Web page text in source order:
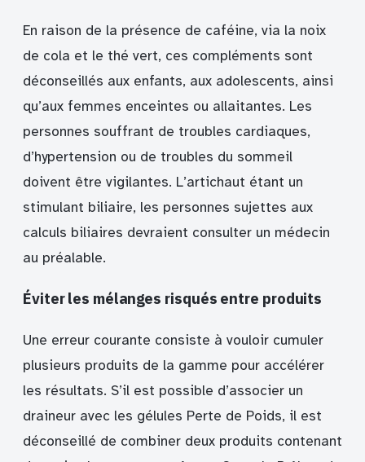
En raison de la présence de caféine, via la noix
de cola et le thé vert, ces compléments sont
déconseillés aux enfants, aux adolescents, ainsi
qu’aux femmes enceintes ou allaitantes. Les
personnes souffrant de troubles cardiaques,
d’hypertension ou de troubles du sommeil
doivent être vigilantes. L’artichaut étant un
stimulant biliaire, les personnes sujettes aux
calculs biliaires devraient consulter un médecin
au préalable.
Éviter les mélanges risqués entre produits
Une erreur courante consiste à vouloir cumuler
plusieurs produits de la gamme pour accélérer
les résultats. S’il est possible d’associer un
draineur avec les gélules Perte de Poids, il est
déconseillé de combiner deux produits contenant